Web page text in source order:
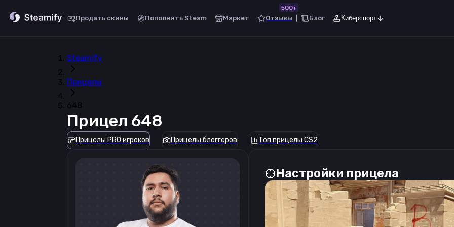
Продать скины Пополнить Steam Маркет Отзывы
500+
Блог Киберспорт
Steamify
Прицелы
648
Прицел 648
Прицелы PRO игроков Прицелы блоггеров Топ прицелы CS2
Настройки прицела